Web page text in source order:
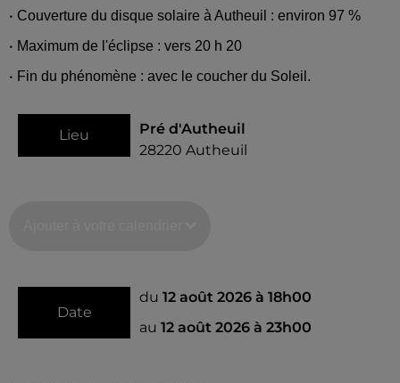
• Couverture du disque solaire à Autheuil : environ 97 %
• Maximum de l'éclipse : vers 20 h 20
• Fin du phénomène : avec le coucher du Soleil.
Lieu
Pré d'Autheuil
28220 Autheuil
Date
du 12 août 2026 à 18h00
au 12 août 2026 à 23h00